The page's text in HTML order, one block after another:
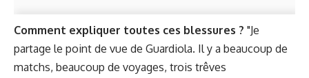
Comment expliquer toutes ces blessures ? "Je
partage le point de vue de Guardiola. Il y a beaucoup de
matchs, beaucoup de voyages, trois trêves